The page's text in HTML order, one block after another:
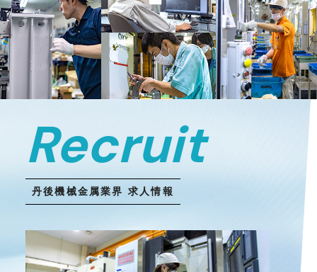
Recruit
丹後機械金属業界 求人情報